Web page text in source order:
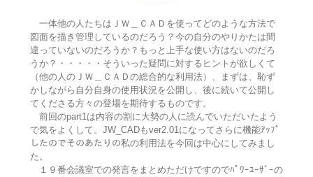
一体他の人たちはＪＷ＿ＣＡＤを使ってどのような方法で
図面を描き管理しているのだろう？今の自分のやりかたは間
違っていないのだろうか？もっと上手な使い方はないのだろ
うか？・・・・・そういった疑問に対するヒントが欲しくて
（他の人のＪＷ＿ＣＡＤの総合的な利用法）、まずは、恥ず
かしながら自分自身の使用状況を公開し、後に続いて公開し
てくださる方々の登場を期待するものです。
前回のpart1は内容の割に大勢の人に読んでいただいたよう
で気をよくして。JW_CADもver2.01になってさらに機能ｱｯﾌﾟ
したのでそのあたりの私の利用法を今回は中心にしてみまし
た。
１９番会議室での発言をまとめただけですのでﾊﾟﾜｰﾕｰｻﾞｰの